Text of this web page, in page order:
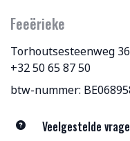
Feeërieke
Torhoutsesteenweg
+32 50 65 87 50
btw-nummer:
Veelgestelde